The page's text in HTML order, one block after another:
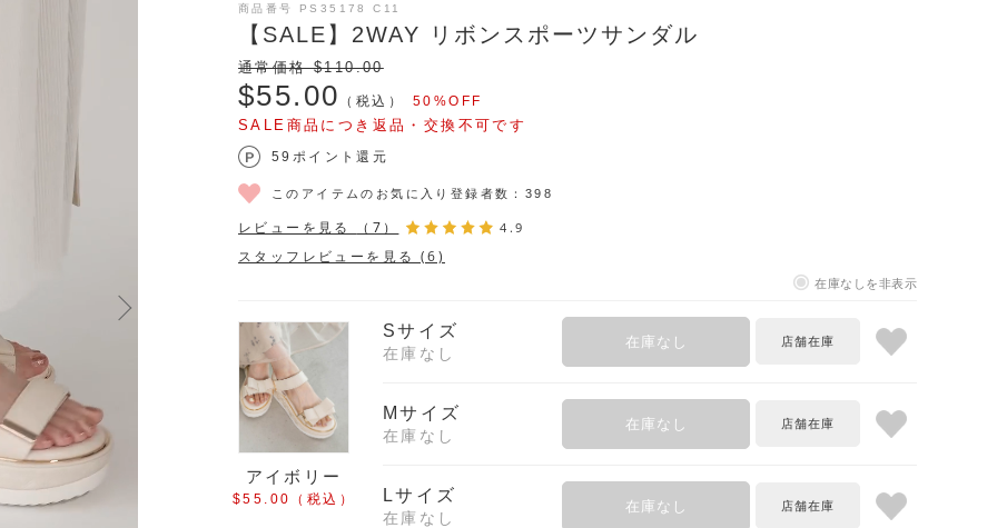
商品番号 PS35178 C11
【SALE】2WAY リボンスポーツサンダル
通常価格 $‌110.00
$‌55.00 （税込） 50%OFF
SALE商品につき返品・交換不可です
59ポイント還元
このアイテムのお気に入り登録者数： 398
レビューを見る （7） 4.9
スタッフレビューを見る (6)
在庫なしを非表示
アイボリー
$‌55.00 （税込）
Sサイズ
在庫なし
在庫なし
Mサイズ
在庫なし
在庫なし
Lサイズ
在庫なし
在庫なし